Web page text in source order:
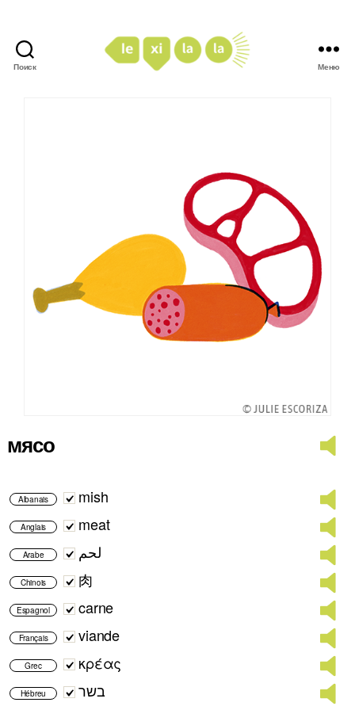
Поиск Меню
мясо
Albanais mish
Anglais meat
Arabe لحم
Chinois 肉
Espagnol carne
Français viande
Grec κρέας
Hébreu בשר